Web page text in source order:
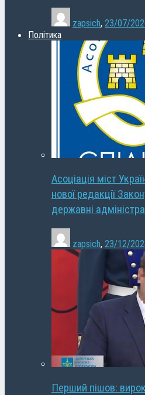
zapsich, 23/07/
Політика
Асоціація міст
нової редакції
державні
zapsich, 23/12/
Перший пішов: вирок